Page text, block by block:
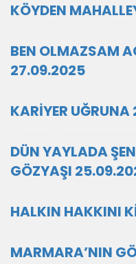
KÖYDEN
BEN OLMAZSAM
27.09.2025
KARİYER
DÜN YAYLADA
GÖZYAŞI
HALKIN HAKKINI
MARMARA’NIN